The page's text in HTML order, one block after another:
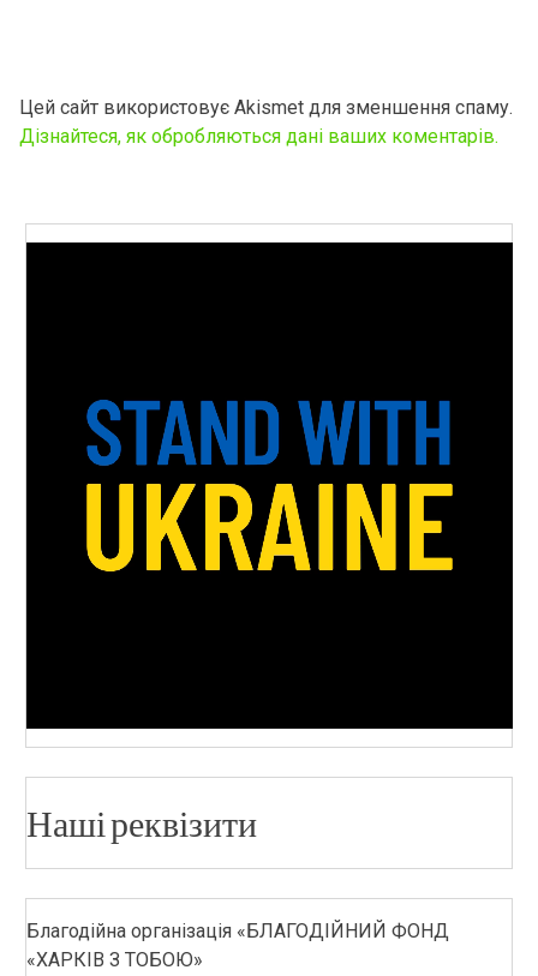
Цей сайт використовує Akismet для зменшення спаму.
Дізнайтеся, як обробляються дані ваших коментарів.
Наші реквізити
Благодійна організація «БЛАГОДІЙНИЙ ФОНД
«ХАРКІВ З ТОБОЮ»